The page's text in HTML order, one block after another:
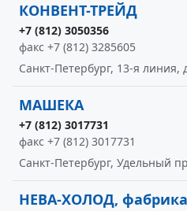
КОНВЕНТ-ТРЕЙД
+7 (812) 3050356
факс +7 (812) 3285605
Санкт-Петербург, 13-я линия,
МАШЕКА
+7 (812) 3017731
факс +7 (812) 3017731
Санкт-Петербург, Удельный
НЕВА-ХОЛОД, фабрика